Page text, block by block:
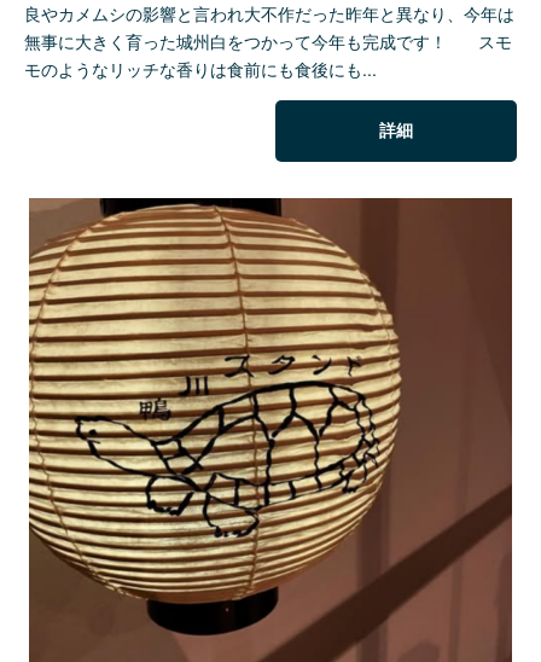
良やカメムシの影響と言われ大不作だった昨年と異なり、今年は
無事に大きく育った城州白をつかって今年も完成です！ スモ
モのようなリッチな香りは食前にも食後にも...
詳細